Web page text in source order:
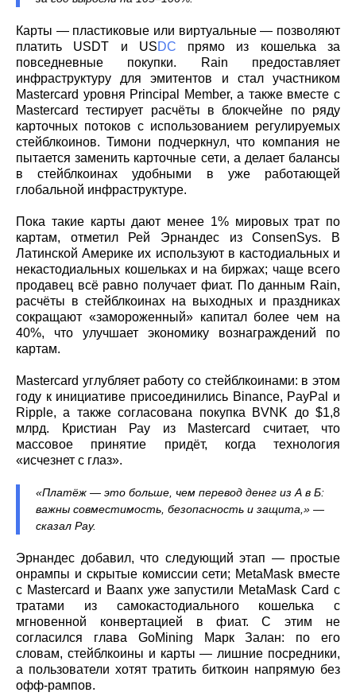
Карты — пластиковые или виртуальные — позволяют
платить USDT и USDC прямо из кошелька за
повседневные покупки. Rain предоставляет
инфраструктуру для эмитентов и стал участником
Mastercard уровня Principal Member, а также вместе с
Mastercard тестирует расчёты в блокчейне по ряду
карточных потоков с использованием регулируемых
стейблкоинов. Тимони подчеркнул, что компания не
пытается заменить карточные сети, а делает балансы
в стейблкоинах удобными в уже работающей
глобальной инфраструктуре.
Пока такие карты дают менее 1% мировых трат по
картам, отметил Рей Эрнандес из ConsenSys. В
Латинской Америке их используют в кастодиальных и
некастодиальных кошельках и на биржах; чаще всего
продавец всё равно получает фиат. По данным Rain,
расчёты в стейблкоинах на выходных и праздниках
сокращают «замороженный» капитал более чем на
40%, что улучшает экономику вознаграждений по
картам.
Mastercard углубляет работу со стейблкоинами: в этом
году к инициативе присоединились Binance, PayPal и
Ripple, а также согласована покупка BVNK до $1,8
млрд. Кристиан Рау из Mastercard считает, что
массовое принятие придёт, когда технология
«исчезнет с глаз».
«Платёж — это больше, чем перевод денег из А в Б:
важны совместимость, безопасность и защита,» —
сказал Рау.
Эрнандес добавил, что следующий этап — простые
онрампы и скрытые комиссии сети; MetaMask вместе
с Mastercard и Baanx уже запустили MetaMask Card с
тратами из самокастодиального кошелька с
мгновенной конвертацией в фиат. С этим не
согласился глава GoMining Марк Залан: по его
словам, стейблкоины и карты — лишние посредники,
а пользователи хотят тратить биткоин напрямую без
офф-рампов.